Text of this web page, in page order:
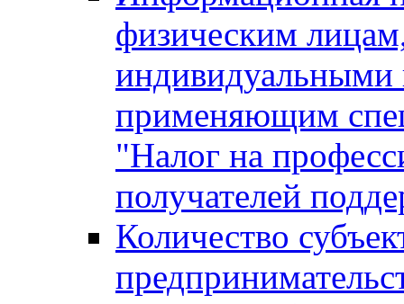
физическим
индивидуальными
применяющим
"Налог на
получателей
Количество